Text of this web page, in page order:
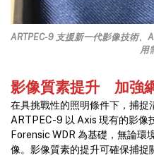
ARTPEC-9 支援新一代影像技術
用
影像質素提升 加強
在具挑戰性的照明條件下，捕捉
ARTPEC-9 以 Axis 現有的影像
Forensic WDR 為基礎，無論環
像。影像質素的提升可確保捕捉